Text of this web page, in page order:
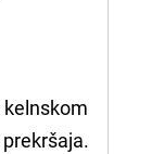
kelnskom